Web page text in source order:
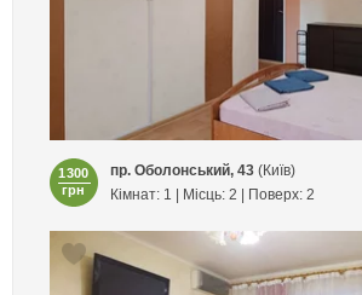
1300
грн
пр. Оболонський, 43(Київ)
Кімнат: 1 | Місць: 2 | Поверх: 2